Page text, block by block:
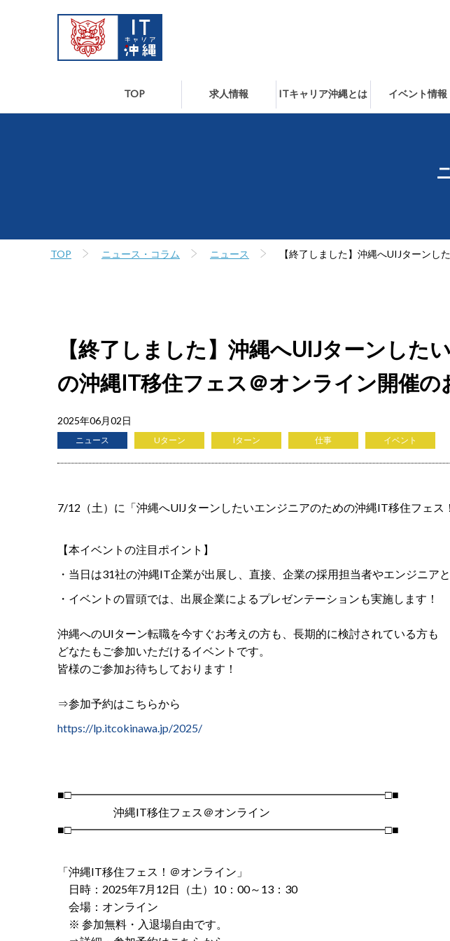
TOP 求人情報 ITキャリア沖縄とは イベント情報
TOP ニュース・コラム ニュース 【終了しました】沖縄へUIJターン
【終了しました】沖縄へUIJターンした
の沖縄IT移住フェス＠オンライン開催の
2025年06月02日
ニュース Uターン Iターン 仕事 イベント
7/12（土）に「沖縄へUIJターンしたいエンジニアのための沖縄IT移住フェス
【本イベントの注目ポイント】
・当日は31社の沖縄IT企業が出展し、直接、企業の採用担当者やエンジニア
・イベントの冒頭では、出展企業によるプレゼンテーションも実施します！
沖縄へのUIターン転職を今すぐお考えの方も、長期的に検討されている方も
どなたもご参加いただけるイベントです。
皆様のご参加お待ちしております！
⇒参加予約はこちらから
https://lp.itcokinawa.jp/2025/
■□━━━━━━━━━━━━━━━━━━━━━━━━━━━━□■
沖縄IT移住フェス＠オンライン
■□━━━━━━━━━━━━━━━━━━━━━━━━━━━━□■
「沖縄IT移住フェス！＠オンライン」
日時：2025年7月12日（土）10：00～13：30
会場：オンライン
※ 参加無料・入退場自由です。